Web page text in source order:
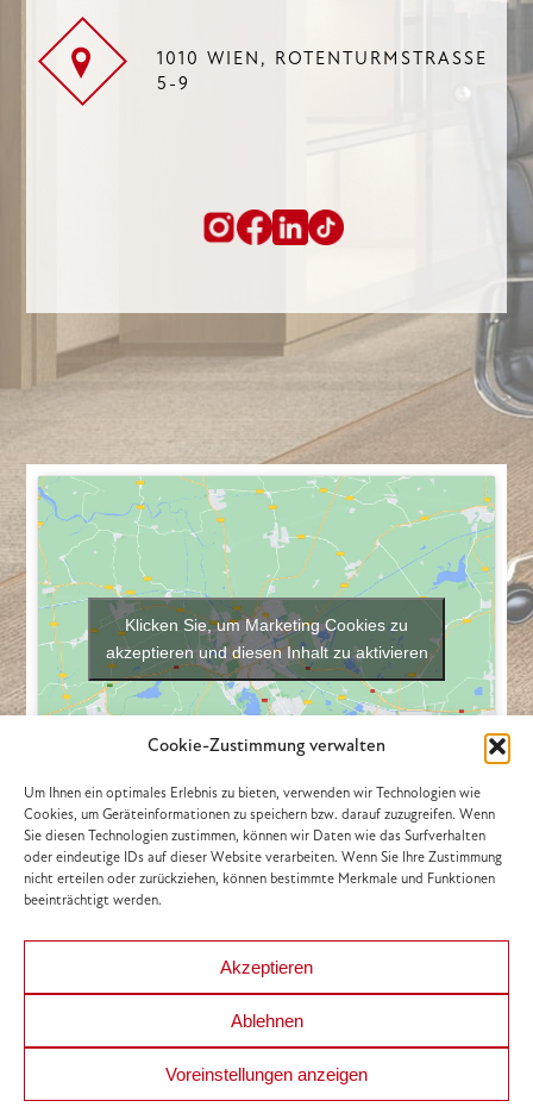
Cookie-Zustimmung verwalten
Um Ihnen ein optimales Erlebnis zu bieten, verwenden wir Technologien wie
Cookies, um Geräteinformationen zu speichern bzw. darauf zuzugreifen. Wenn
Sie diesen Technologien zustimmen, können wir Daten wie das Surfverhalten
oder eindeutige IDs auf dieser Website verarbeiten. Wenn Sie Ihre Zustimmung
nicht erteilen oder zurückziehen, können bestimmte Merkmale und Funktionen
beeinträchtigt werden.
Akzeptieren
Ablehnen
Voreinstellungen anzeigen
1010 WIEN, ROTENTURMSTRASSE 5
-9
Klicken Sie, um Marketing Cookies zu
akzeptieren und diesen Inhalt zu aktivieren
Copyright - HELION IMMOBILIEN Beteiligung GmbH | Webdesign
Ameisenhaufen.at|Impressum|Datenschutzerklärung
|AGB|Nebenkostenübersicht|FAGG